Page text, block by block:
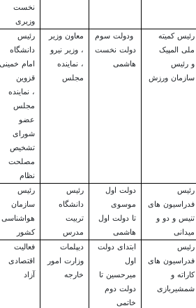
نخست
وزیری
رئیس کمیته
ملی المپیک
و رئیس
سازمان ورزش
دولت سومو
دولت نخست
هاشمی
معاون وزیر
، وزیر نیرو
، نماینده
مجلس
رئیس
دانشگاه
امام
قزوین
، نماینده
مجلس
عضو
شورای
تشخیص
مصلحت
نظام
رئیس
فدراسیون های
تنیس و دو و
میدانی
دولت اول
موسوی
تا دولت اول
هاشمی
رئیس
دانشگاه
تربیت
مدرس
رئیس
سازمان
هواشناسی
کشور
رئیس
فدراسیون های
کاراته و
شمشیربازی
ابتدای دولت
اول
میرحسین تا
دولت دوم
خاتمی
دیپلمات
وزارت امور
خارجه
فعالیت
اقتصادی
آزاد